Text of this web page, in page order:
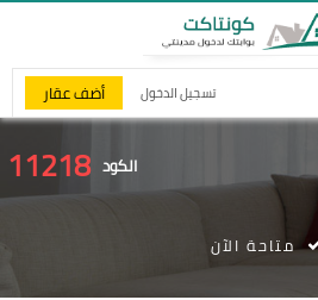
تسجيل الدخول أضف عقار
الكود 11218
متاحة الآن